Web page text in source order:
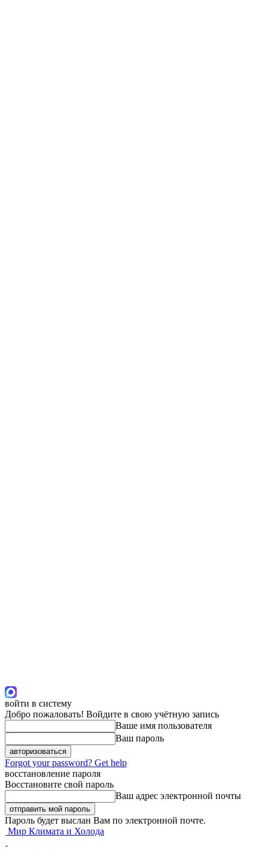
войти в систему
Добро пожаловать! Войдите в свою учётную запись
Ваше имя пользователя
Ваш пароль
Forgot your password? Get help
восстановление пароля
Восстановите свой пароль
Ваш адрес электронной почты
Пароль будет выслан Вам по электронной почте.
Мир Климата и Холода